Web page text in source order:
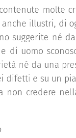
molte
illustri, di
suggerite né
di uomo
né da una
difetti e su un
non credere